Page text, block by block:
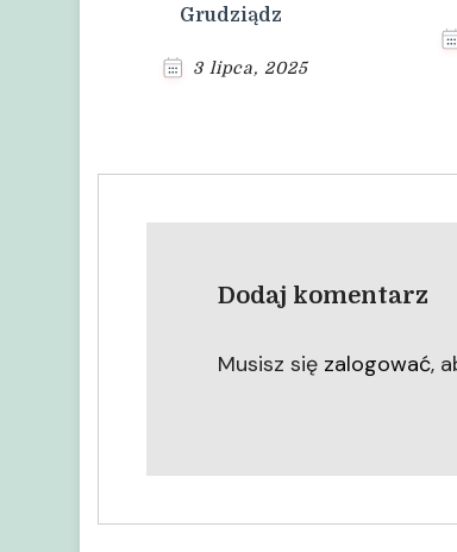
Grudziądz
3 lipca, 2025
Dodaj komentarz
Musisz się zalogować,